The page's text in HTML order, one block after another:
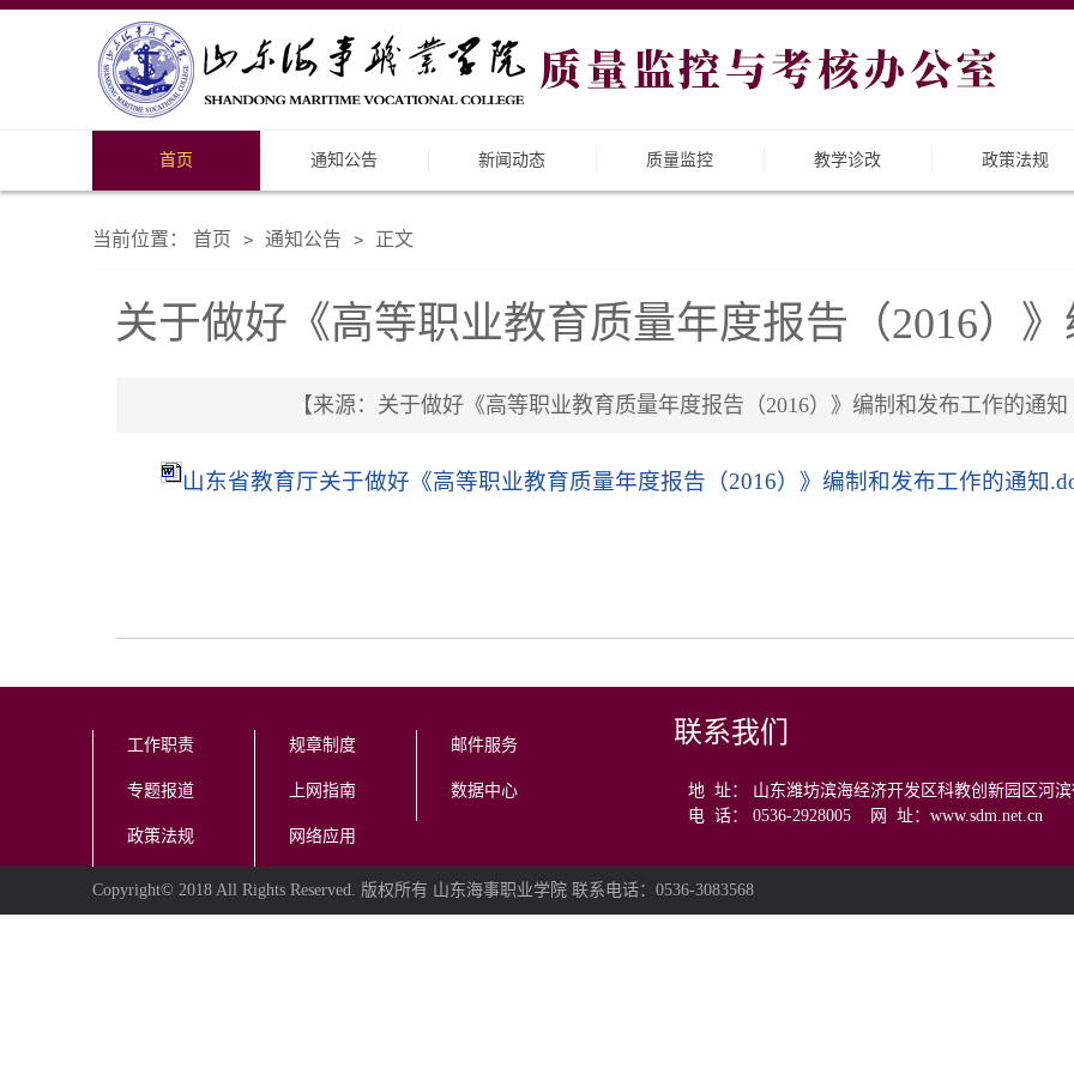
首页 通知公告 新闻动态 质量监控 教学诊改 政策法规
当前位置： 首页 > 通知公告 > 正文
关于做好《高等职业教育质量年度报告（2016）
【来源：关于做好《高等职业教育质量年度报告（2016）》编制和发布工作的通知
山东省教育厅关于做好《高等职业教育质量年度报告（2016）》编制和发布工作的通知
工作职责
专题报道
政策法规
规章制度
上网指南
网络应用
邮件服务
数据中心
联系我们
地 址： 山东潍坊滨海经济开发区科教创新园区河滨
电 话： 0536-2928005
网 址：www.sdm.net.cn
Copyright© 2018 All Rights Reserved. 版权所有 山东海事职业学院 联系电话：0536-3083568